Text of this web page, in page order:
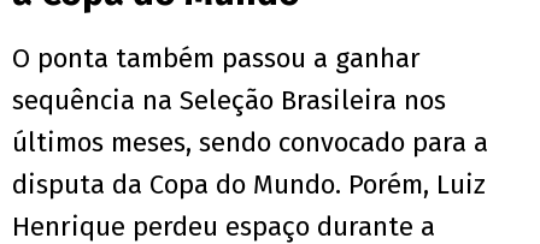
O ponta também passou a ganhar
sequência na Seleção Brasileira nos
últimos meses, sendo convocado para a
disputa da Copa do Mundo. Porém, Luiz
Henrique perdeu espaço durante a